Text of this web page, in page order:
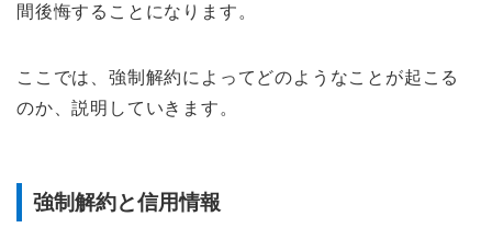
間後悔することになります。
ここでは、強制解約によってどのようなことが起こる
のか、説明していきます。
強制解約と信用情報